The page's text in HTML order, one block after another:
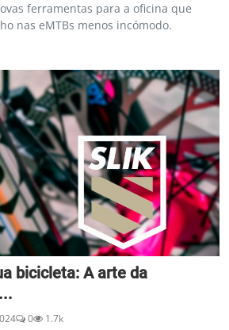
ferramentas para a oficina que
nas eMTBs menos incómodo.
bicicleta: A arte da
0 1.7k